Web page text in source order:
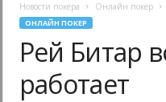
Новости покера Онлайн покер
ОНЛАЙН ПОКЕР
Рей Битар
работает